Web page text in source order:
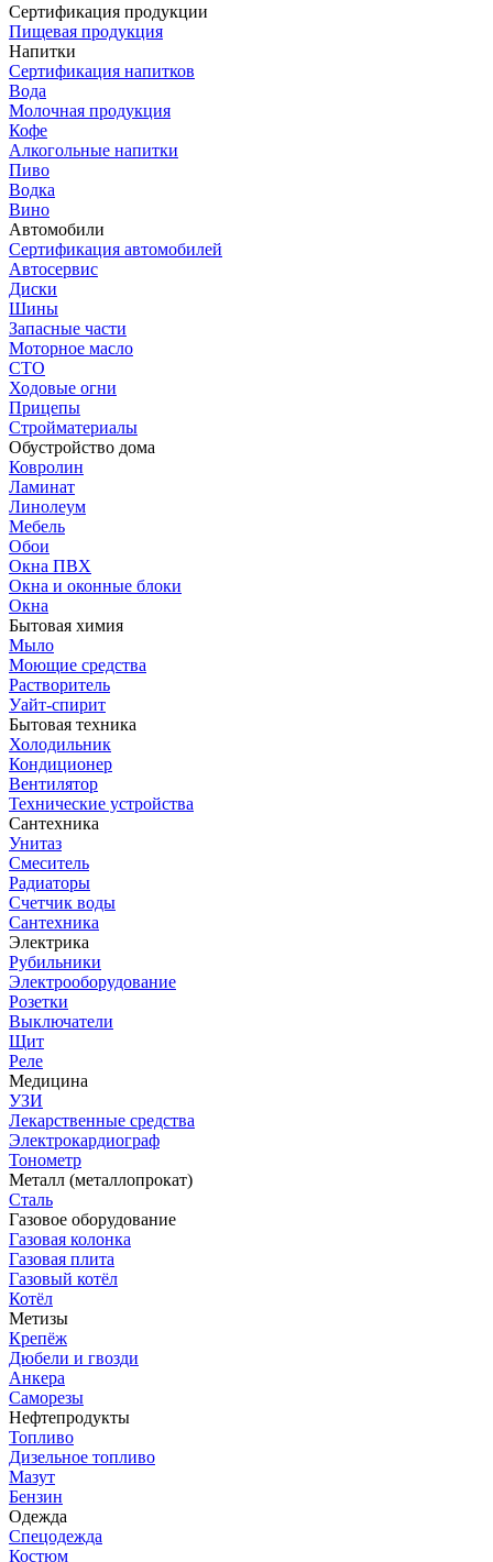
Сертификация продукции
Пищевая продукция
Напитки
Сертификация напитков
Вода
Молочная продукция
Кофе
Алкогольные напитки
Пиво
Водка
Вино
Автомобили
Сертификация автомобилей
Автосервис
Диски
Шины
Запасные части
Моторное масло
СТО
Ходовые огни
Прицепы
Стройматериалы
Обустройство дома
Ковролин
Ламинат
Линолеум
Мебель
Обои
Окна ПВХ
Окна и оконные блоки
Окна
Бытовая химия
Мыло
Моющие средства
Растворитель
Уайт-спирит
Бытовая техника
Холодильник
Кондиционер
Вентилятор
Технические устройства
Сантехника
Унитаз
Смеситель
Радиаторы
Счетчик воды
Сантехника
Электрика
Рубильники
Электрооборудование
Розетки
Выключатели
Щит
Реле
Медицина
УЗИ
Лекарственные средства
Электрокардиограф
Тонометр
Металл (металлопрокат)
Сталь
Газовое оборудование
Газовая колонка
Газовая плита
Газовый котёл
Котёл
Метизы
Крепёж
Дюбели и гвозди
Анкера
Саморезы
Нефтепродукты
Топливо
Дизельное топливо
Мазут
Бензин
Одежда
Спецодежда
Костюм